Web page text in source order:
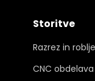
Storitve
Razrez in
CNC obdelava